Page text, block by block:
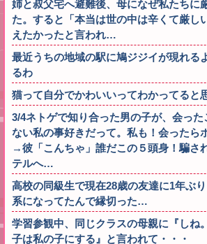
姉と叔父宅へ避難後、母になぜ私たちに
た。すると「本当は世の中は辛くて厳し
えたかったと言われ…
最近うちの地域の駅に鳩ジジイが現れる
るわ
猫って自分でかわいいってわかってると
3/4ネトゲで知り合った男の子が、会っ
ない私の事好きだって。私も！会ったら
→彼「こんちゃ」誰だこの５頭身！騙さ
テルへ…
高校の同級生で現在28歳の友達に1年ぶ
系になってたんで縁切った…
学習参観中、同じクラスの母親に『しね
子は私の子にする』と言われて・・・